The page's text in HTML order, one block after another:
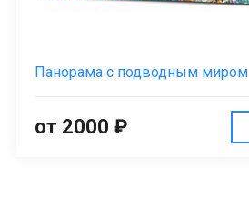
Панорама с подводным миром
от 2000 ₽